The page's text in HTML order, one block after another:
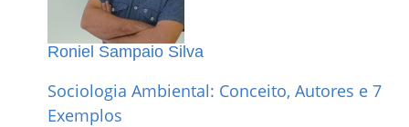
Roniel Sampaio Silva
Sociologia Ambiental: Conceito, Autores e 7
Exemplos